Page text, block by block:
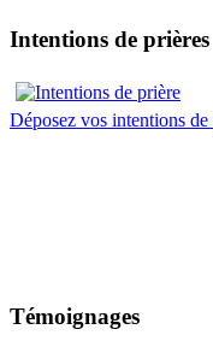
Intentions de prières
Déposez vos intentions
Témoignages